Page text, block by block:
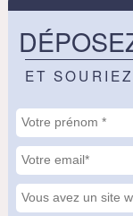
ET